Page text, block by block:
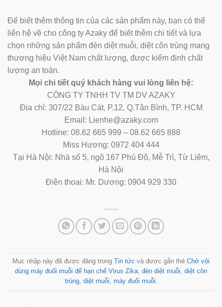
Để biết thêm thông tin của các sản phẩm này, bạn có thể
liên hệ về cho công ty Azaky để biết thêm chi tiết và lựa
chọn những sản phẩm đèn diệt muỗi, diệt côn trùng mang
thương hiệu Việt Nam chất lượng, được kiểm định chất
lượng an toàn.
Mọi chi tiết quý khách hàng vui lòng liên hệ:
CÔNG TY TNHH TV TM DV AZAKY
Địa chỉ: 307/22 Bàu Cát, P.12, Q.Tân Bình, TP. HCM
Email: Lienhe@azaky.com
Hotline: 08.62 665 999 – 08.62 665 888
Miss Hương: 0972 404 444
Tại Hà Nội: Nhà số 5, ngõ 167 Phú Đô, Mễ Trì, Từ Liêm,
Hà Nội
Điện thoại: Mr. Dương: 0904 929 330
Mục nhập này đã được đăng trong Tin tức và được gắn thẻ Chớ vội
dùng máy đuổi muỗi để hạn chế Virus Zika, đèn diệt muỗi, diệt côn
trùng, diệt muỗi, máy đuổi muỗi.